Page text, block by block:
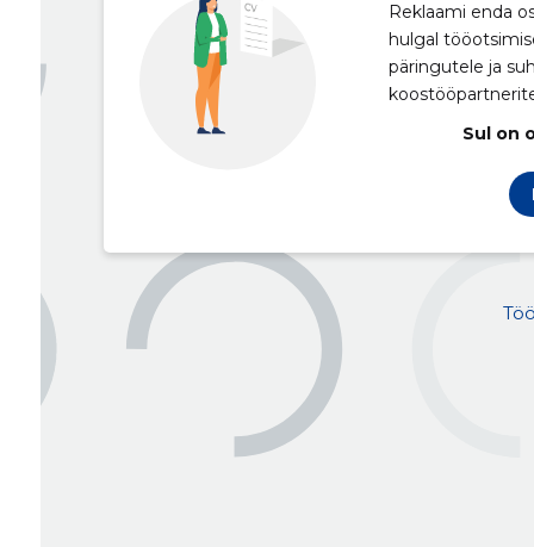
Reklaami enda
hulgal
päringutele ja
Sul on